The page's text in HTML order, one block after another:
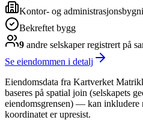
Kontor- og
Bekreftet bygg
9 andre selskaperregistrert på
Se eiendommen i detalj
Eiendomsdata fra Kartverket
baseres på spatial join (selskapets
eiendomsgrensen) — kan inkludere
koordinatet er upresist.